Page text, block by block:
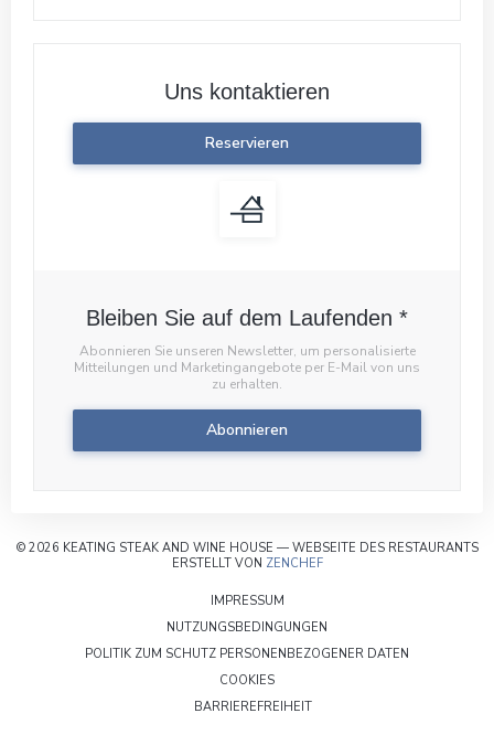
Uns kontaktieren
Reservieren
Bleiben Sie auf dem Laufenden *
Abonnieren Sie unseren Newsletter, um personalisierte
Mitteilungen und Marketingangebote per E-Mail von uns
zu erhalten.
Abonnieren
© 2026 KEATING STEAK AND WINE HOUSE — WEBSEITE DES RESTAURANTS
ERSTELLT VON ZENCHEF((ÖFFNET EIN NEUES
IMPRESSUM((ÖFFNET EIN NEUES FENSTER))
NUTZUNGSBEDINGUNGEN
POLITIK ZUM SCHUTZ PERSONENBEZOGENER DATEN
COOKIES((ÖFFNET EIN NEUES FENSTER))
BARRIEREFREIHEIT((ÖFFNET EIN NEUES